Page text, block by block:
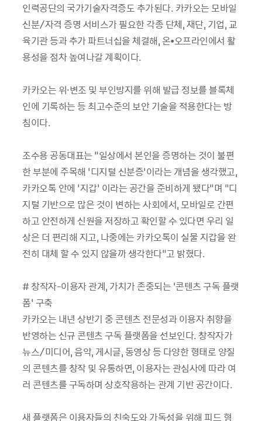
인력공단의 국가기술자격증도 추가된다. 카카오는 모바일
신분/자격 증명 서비스가 필요한 각종 단체, 재단, 기업, 교
육기관 등과 추가 파트너십을 체결해, 온•오프라인에서 활
용성을 점차 높여나갈 계획이다.
카카오는 위·변조 및 부인방지를 위해 발급 정보를 블록체
인에 기록하는 등 최고수준의 보안 기술을 적용한다는 방
침이다.
조수용 공동대표는 “일상에서 본인을 증명하는 것이 불편
한 부분에 주목해 ‘디지털 신분증’이라는 개념을 생각했고,
카카오톡 안에 ‘지갑’ 이라는 공간을 준비하게 됐다”며 “디
지털 기반으로 많은 것이 변하는 사회에서, 모바일로 간편
하고 안전하게 신원을 저장하고 확인할 수 있다면 우리 일
상은 더 편리해 지고, 나중에는 카카오톡이 실물 지갑을 완
전히 대체 할 수 있지 않을까 생각한다”고 밝혔다.
# 창작자-이용자 관계, 가치가 존중되는 ‘콘텐츠 구독 플랫
폼’ 구축
카카오는 내년 상반기 중 콘텐츠 전문성과 이용자 취향을
반영하는 신규 콘텐츠 구독 플랫폼을 선보인다. 창작자가
뉴스/미디어, 음악, 게시글, 동영상 등 다양한 형태로 양질
의 콘텐츠를 창작 및 유통하면, 이용자는 관심사에 따라 여
러 콘텐츠를 구독하며 상호작용하는 관계 기반 공간이다.
새 플랫폼은 이용자들의 친숙도와 가독성을 위해 피드 형